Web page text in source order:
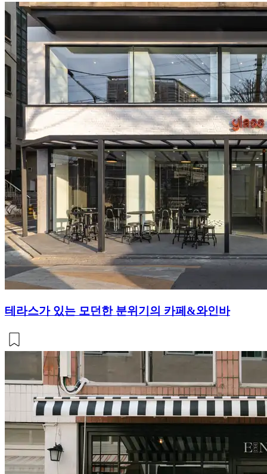
테라스가 있는 모던한 분위기의 카페&와인바